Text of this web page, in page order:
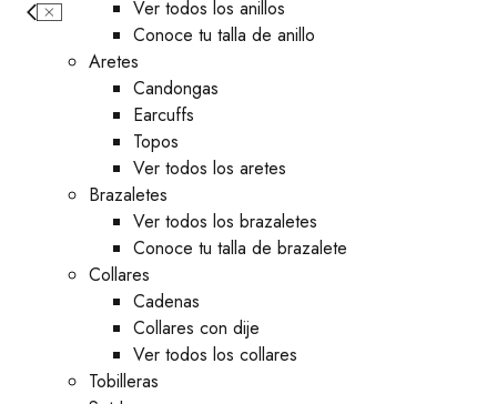
Ver todos los anillos
Conoce tu talla de anillo
Aretes
⁠Candongas
Earcuffs
Topos
Ver todos los aretes
Brazaletes
Ver todos los brazaletes
Conoce tu talla de brazalete
Collares
Cadenas
Collares con dije
Ver todos los collares
Tobilleras